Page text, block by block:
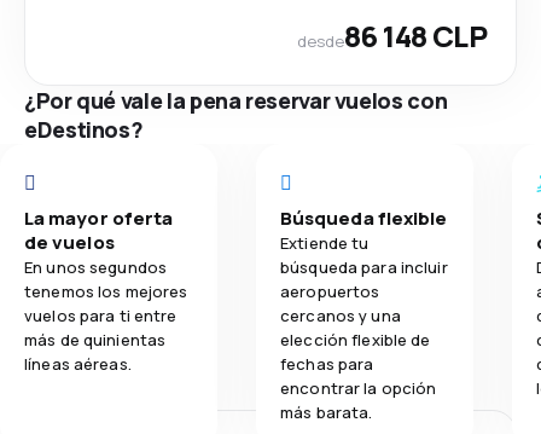
desde86 148 CLP
¿Por qué vale la pena reservar vuelos con
eDestinos?
La mayor oferta
de vuelos
En unos segundos
tenemos los mejores
vuelos para ti entre
más de quinientas
líneas aéreas.
Búsqueda flexible
Extiende tu
búsqueda para incluir
aeropuertos
cercanos y una
elección flexible de
fechas para
encontrar la opción
más barata.